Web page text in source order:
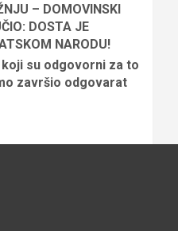
– DOMOVINSKI
DOSTA JE
NARODU!
su odgovorni za to
završio odgovarat